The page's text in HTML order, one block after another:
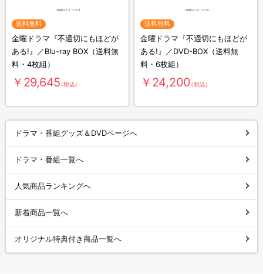
送料無料
金曜ドラマ『不適切にもほどが
ある!』／Blu-ray BOX（送料無
料・4枚組）
￥29,645（税込）
送料無料
金曜ドラマ『不適切にもほどが
ある!』／DVD-BOX（送料無
料・6枚組）
￥24,200（税込）
ドラマ・番組グッズ＆DVDページへ
ドラマ・番組一覧へ
人気商品ランキングへ
新着商品一覧へ
オリジナル特典付き商品一覧へ